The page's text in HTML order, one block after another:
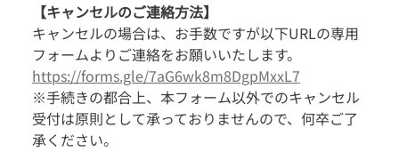
【キャンセルのご連絡方法】
キャンセルの場合は、お手数ですが以下URLの専用
フォームよりご連絡をお願いいたします。
https://forms.gle/7aG6wk8m8DgpMxxL7
※手続きの都合上、本フォーム以外でのキャンセル
受付は原則として承っておりませんので、何卒ご了
承ください。